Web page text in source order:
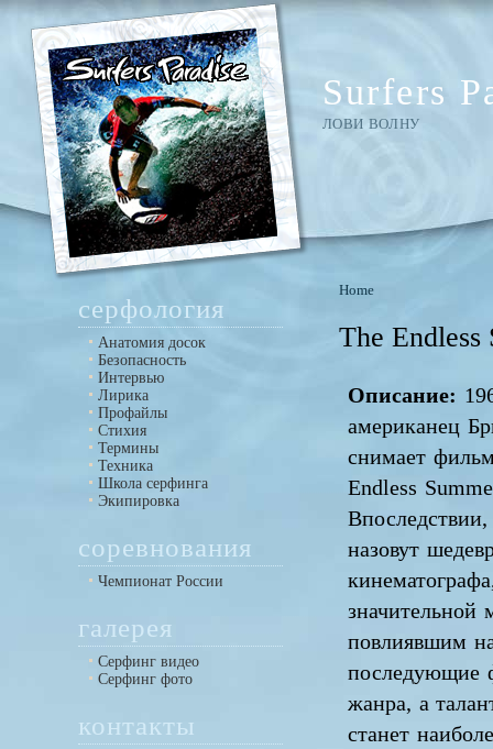
Surfers
ЛОВИ ВОЛНУ
серфология
Анатомия досок
Безопасность
Интервью
Лирика
Профайлы
Стихия
Термины
Техника
Школа серфинга
Экипировка
соревнования
Чемпионат России
галерея
Серфинг видео
Серфинг фото
контакты
Home
The Endless
Описание:
американец
снимает
Endless
назовут
значительной
повлиявшим
последующие
жанра, а
станет